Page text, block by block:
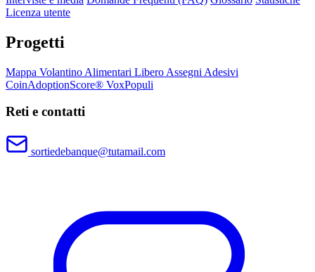
Licenza utente
Progetti
Mappa Volantino Alimentari Libero Assegni Adesivi
CoinAdoptionScore® VoxPopuli
Reti e contatti
sortiedebanque@tutamail.com